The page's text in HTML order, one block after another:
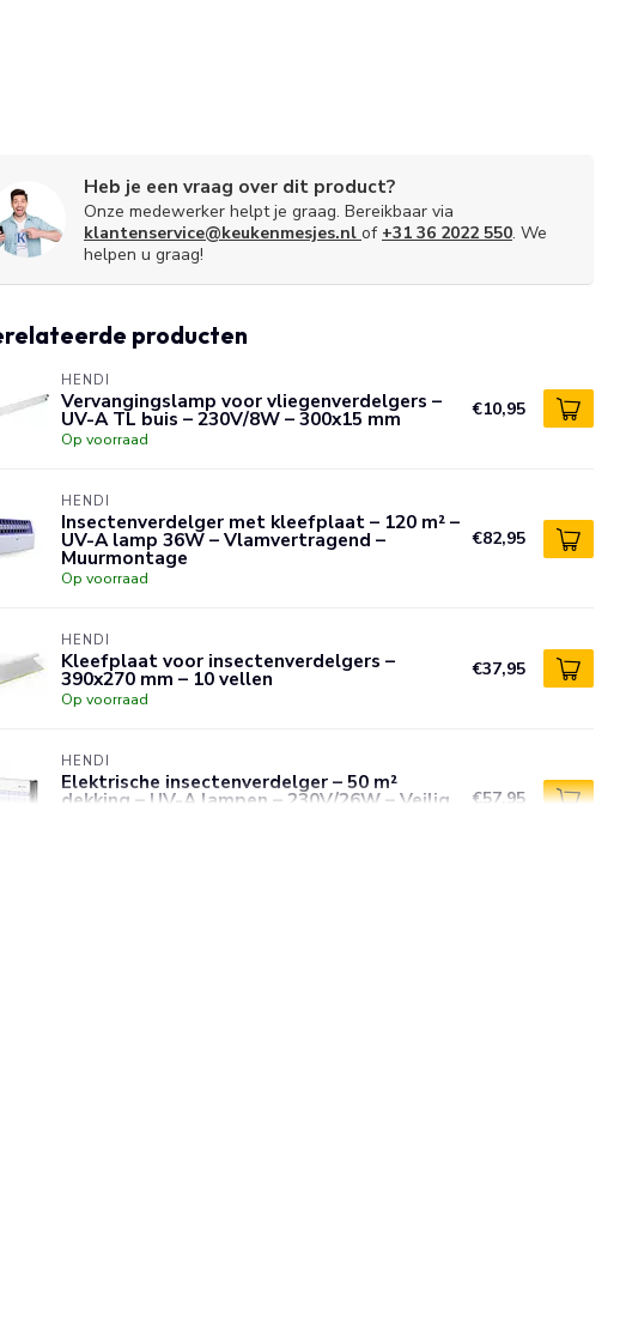
Heb je een vraag over dit product?
Onze medewerker helpt je graag. Bereikbaar via
klantenservice@keukenmesjes.nl of +31 36 2022 550. We
helpen u graag!
producten
HENDI
Vervangingslamp voor vliegenverdelgers –
UV-A TL buis – 230V/8W – 300x15 mm
Op voorraad
€10,95
HENDI
Insectenverdelger met kleefplaat – 120 m² –
UV-A lamp 36W – Vlamvertragend –
Muurmontage
Op voorraad
€82,95
HENDI
Kleefplaat voor insectenverdelgers –
390x270 mm – 10 vellen
Op voorraad
€37,95
HENDI
Elektrische insectenverdelger – 50 m²
dekking – UV-A lampen – 230V/26W – Veilig €57,95